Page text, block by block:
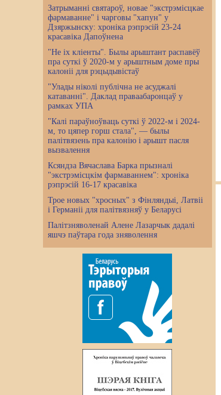
Затрыманні святароў, новае "экстрэмісцкае
фармаванне" і чарговы "хапун" у
Дзяржынску: хроніка рэпрэсій 23-24
красавіка Дапоўнена
"Не іх кліенты". Былы арыштант распавёў
пра суткі ў 2020-м у арыштным доме пры
калоніі для рэцыдывістаў
"Улады ніколі публічна не асуджалі
катаванні". Даклад праваабаронцаў у
рамках УПА
"Калі параўноўваць суткі ў 2022-м і 2024-
м, то цяпер горш стала", — былы
палітвязень пра калонію і арышт пасля
вызвалення
Ксяндза Вячаслава Барка прызналі
"экстрэмісцкім фармаваннем": хроніка
рэпрэсій 16-17 красавіка
Трое новых "хросных" з Фінляндыі, Латвіі
і Германіі для палітвязняў у Беларусі
Палітзняволенай Алене Лазарчык дадалі
яшчэ паўтара года зняволення